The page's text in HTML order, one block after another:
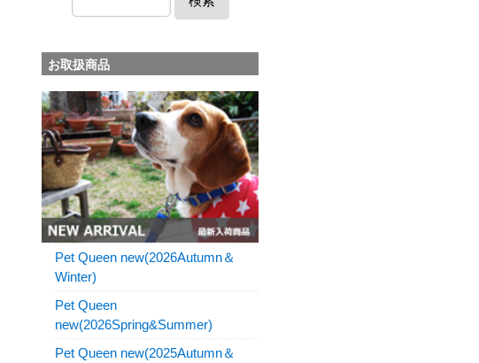
お取扱商品
Pet Queen new(2026Autumn＆
Winter)
Pet Queen
new(2026Spring&Summer)
Pet Queen new(2025Autumn＆